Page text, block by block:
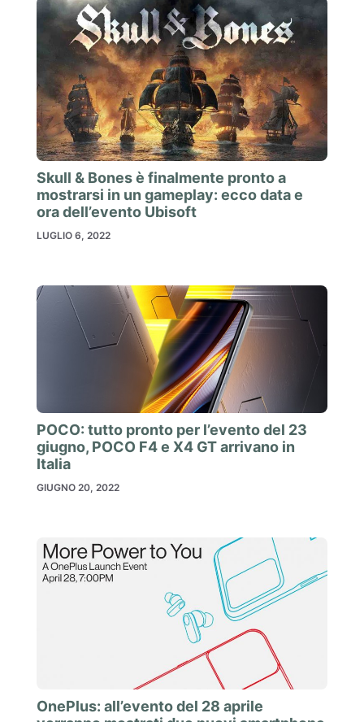
Skull & Bones è finalmente pronto a
mostrarsi in un gameplay: ecco data e
ora dell’evento Ubisoft
LUGLIO 6, 2022
POCO: tutto pronto per l’evento del 23
giugno, POCO F4 e X4 GT arrivano in
Italia
GIUGNO 20, 2022
OnePlus: all’evento del 28 aprile